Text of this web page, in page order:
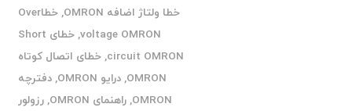
خطا ولتاژ اضافه OMRON
,
خطاOver
voltage OMRON
,
خطای Short
circuit OMRON
,خطای اتصال کوتاه
OMRON
,درایو OMRON ,دفترچه
OMRON
,راهنمای OMRON ,رزولور